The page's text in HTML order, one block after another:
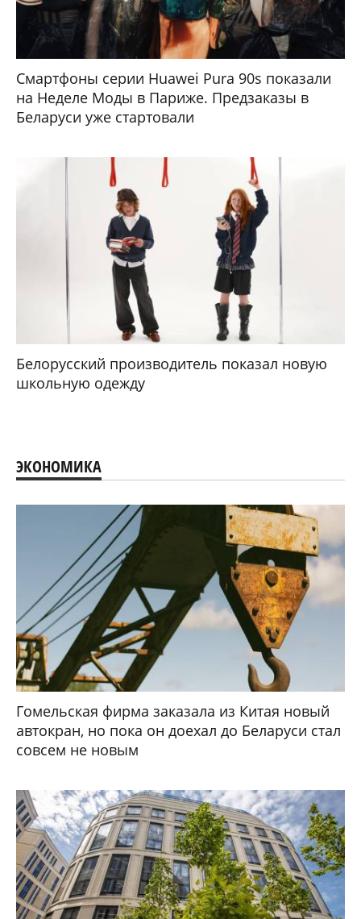
Смартфоны серии Huawei Pura 90s показали
на Неделе Моды в Париже. Предзаказы в
Беларуси уже стартовали
Белорусский производитель показал новую
школьную одежду
ЭКОНОМИКА
Гомельская фирма заказала из Китая новый
автокран, но пока он доехал до Беларуси стал
совсем не новым